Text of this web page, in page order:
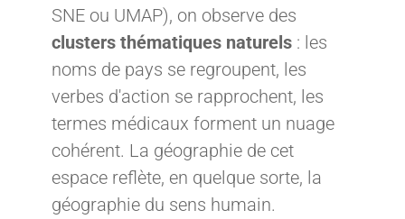
SNE ou UMAP), on observe des
clusters thématiques naturels: les
noms de pays se regroupent, les
verbes d'action se rapprochent, les
termes médicaux forment un nuage
cohérent. La géographie de cet
espace reflète, en quelque sorte, la
géographie du sens humain.